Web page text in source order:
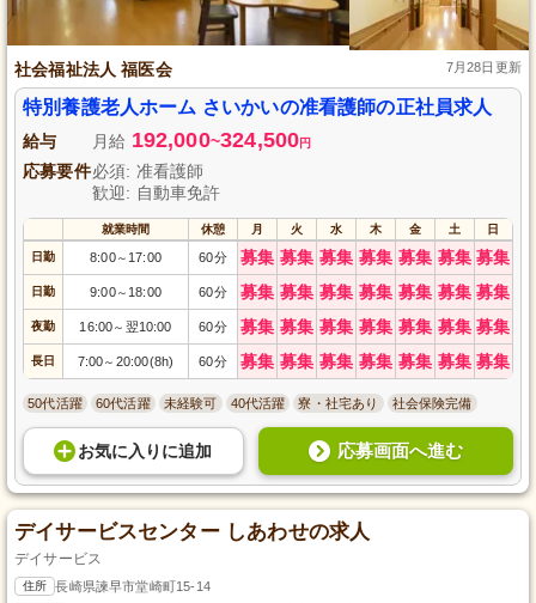
社会福祉法人 福医会 7月28日更新
特別養護老人ホーム さいかいの准看護師の正社員求人
給与 月給 192,000~324,500円
応募要件必須: 准看護師
歓迎: 自動車免許
就業時間 休憩 月 火 水 木 金 土 日
日勤 8:00～ 17:00 60分 募集 募集 募集 募集 募集 募集 募集
日勤 9:00～ 18:00 60分 募集 募集 募集 募集 募集 募集 募集
夜勤 16:00～ 翌10:00 60分 募集 募集 募集 募集 募集 募集 募集
長日 7:00～ 20:00(8h) 60分 募集 募集 募集 募集 募集 募集 募集
50代活躍 60代活躍 未経験可 40代活躍 寮・社宅あり 社会保険完備
お気に入り に追加 応募画面へ進む
デイサービスセンター しあわせの求人
デイサービス
住所 長崎県諫早市堂崎町15-14